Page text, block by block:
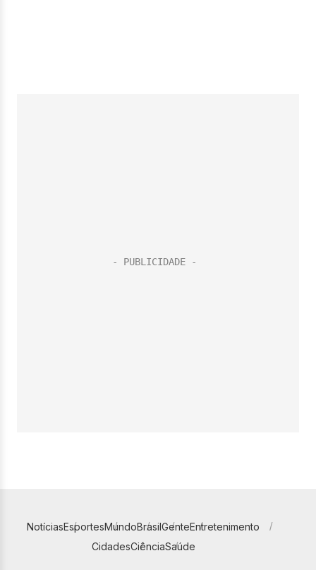
NotíciasEsportesMundoBrasilGenteEntretenimento
CidadesCiênciaSaúde